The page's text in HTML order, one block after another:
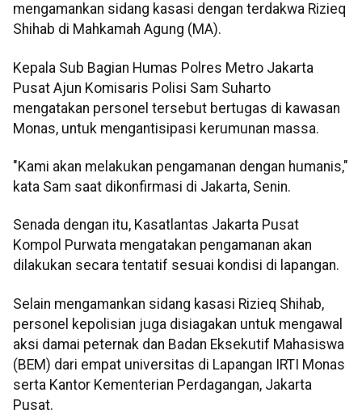
mengamankan sidang kasasi dengan terdakwa Rizieq
Shihab di Mahkamah Agung (MA).
Kepala Sub Bagian Humas Polres Metro Jakarta
Pusat Ajun Komisaris Polisi Sam Suharto
mengatakan personel tersebut bertugas di kawasan
Monas, untuk mengantisipasi kerumunan massa.
"Kami akan melakukan pengamanan dengan humanis,"
kata Sam saat dikonfirmasi di Jakarta, Senin.
Senada dengan itu, Kasatlantas Jakarta Pusat
Kompol Purwata mengatakan pengamanan akan
dilakukan secara tentatif sesuai kondisi di lapangan.
Selain mengamankan sidang kasasi Rizieq Shihab,
personel kepolisian juga disiagakan untuk mengawal
aksi damai peternak dan Badan Eksekutif Mahasiswa
(BEM) dari empat universitas di Lapangan IRTI Monas
serta Kantor Kementerian Perdagangan, Jakarta
Pusat.